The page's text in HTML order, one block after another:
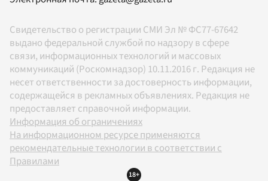
Свидетельство о регистрации СМИ Эл № ФС77-67642
выдано федеральной службой по надзору в сфере
связи, информационных технологий и массовых
коммуникаций (Роскомнадзор) 10.11.2016 г. Редакция не
несет ответственности за достоверность информации,
содержащейся в рекламных объявлениях. Редакция не
предоставляет справочной информации.
Информация об ограничениях
На информационном ресурсе применяются
рекомендательные технологии в соответствии с
Правилами
18+